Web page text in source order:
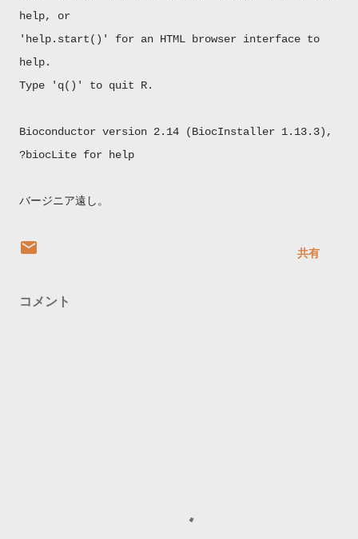
help, or
'help.start()' for an HTML browser interface to
help.
Type 'q()' to quit R.
Bioconductor version 2.14 (BiocInstaller 1.13.3),
?biocLite for help
バージニア遠し。
共有
コメント